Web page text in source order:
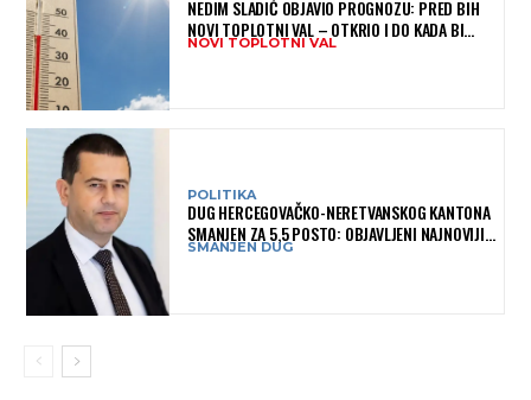
NEDIM SLADIĆ OBJAVIO PROGNOZU: PRED BIH
NOVI TOPLOTNI VAL – OTKRIO I DO KADA BI
MOGAO TRAJATI
NOVI TOPLOTNI VAL
POLITIKA
DUG HERCEGOVAČKO-NERETVANSKOG KANTONA
SMANJEN ZA 5,5 POSTO: OBJAVLJENI NAJNOVIJI
PODACI MINISTARSTVA FINANSIJA
SMANJEN DUG